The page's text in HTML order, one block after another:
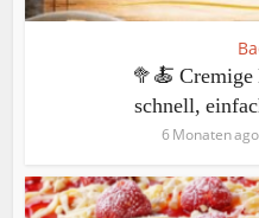
🥦🍝
schnell,
6 Monaten ago